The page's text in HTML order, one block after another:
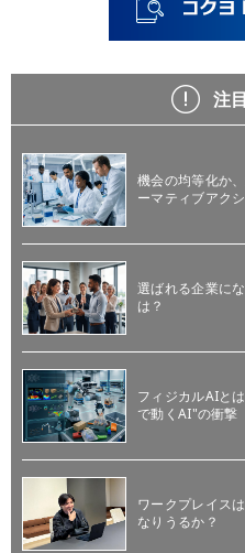
注
機会の均等化か
ーマティブアク
選ばれる企業に
は？
フィジカルAIと
で動くAI"の衝撃
ワークプレイス
なりうるか？